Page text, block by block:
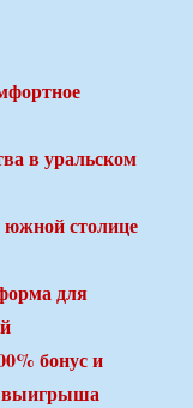
в уральском
южной столице
для
бонус и
выигрыша